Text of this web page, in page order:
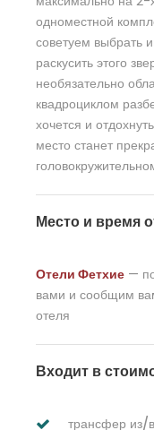
одноместной
советуем выбрать
раскусить этого
необязательно
квадроциклом
хочется и
место станет
Место и время
Отели Фетхие —
вами и сообщим
отеля
Входит в
трансфер из/